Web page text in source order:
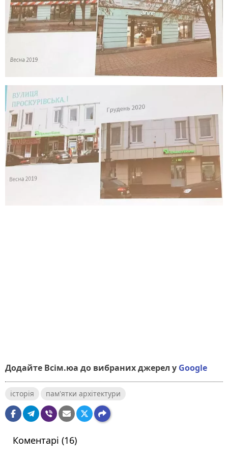
Додайте Всім.юа до вибраних джерел у Google
історія пам'ятки архітектури
Коментарі (16)